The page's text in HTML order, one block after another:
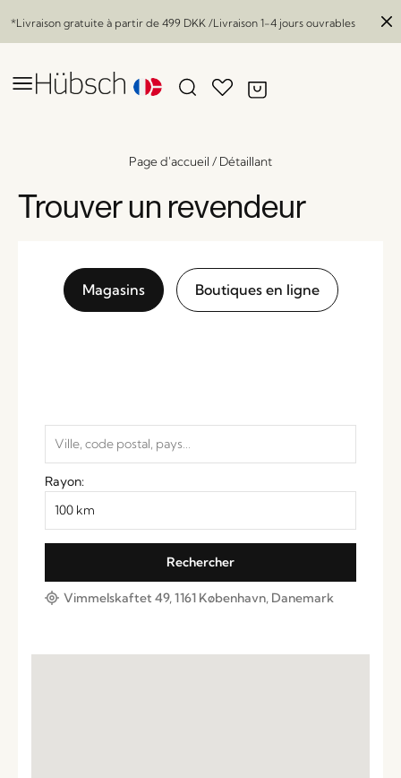
*Livraison gratuite à partir de 499 DKK /Livraison 1-4 jours ouvrables
Page d'accueil / Détaillant
Trouver un revendeur
Magasins Boutiques en ligne
Rayon:
Vimmelskaftet 49, 1161 København, Danemark